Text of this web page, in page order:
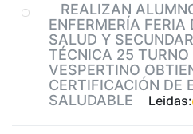
REALIZAN
ENFERMERÍA FERIA
SALUD Y
TÉCNICA 25 TURNO
VESPERTINO
CERTIFICACIÓN DE
SALUDABLE
Leidas: